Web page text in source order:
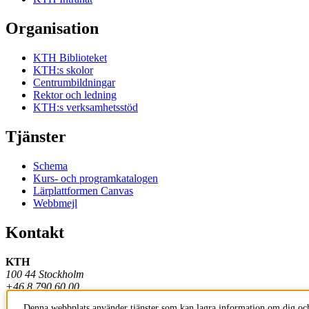
Organisation
KTH Biblioteket
KTH:s skolor
Centrumbildningar
Rektor och ledning
KTH:s verksamhetsstöd
Tjänster
Schema
Kurs- och programkatalogen
Lärplattformen Canvas
Webbmejl
Kontakt
KTH
100 44 Stockholm
+46 8 790 60 00